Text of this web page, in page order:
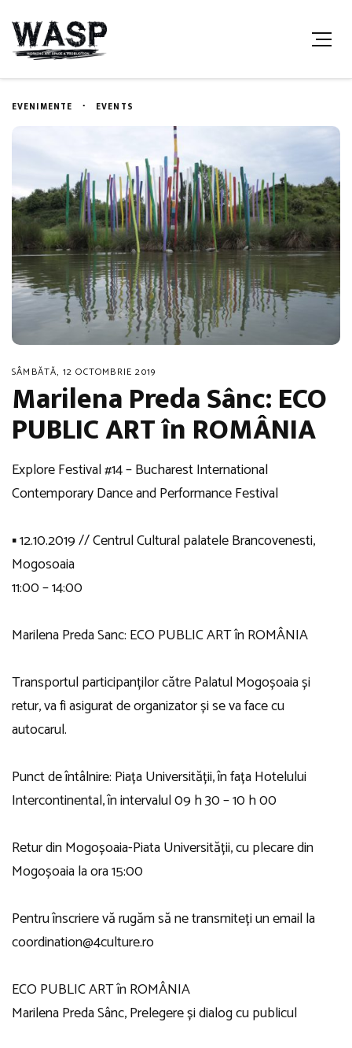
EVENIMENTE EVENTS
SÂMBĂTĂ, 12 OCTOMBRIE 2019
Marilena Preda Sânc: ECO
PUBLIC ART în ROMÂNIA
Explore Festival#14 – Bucharest International
Contemporary Dance and Performance Festival
▪️ 12.10.2019 //Centrul Cultural palatele Brancovenesti,
Mogosoaia
11:00 – 14:00
Marilena Preda Sanc: ECO PUBLIC ART în ROMÂNIA
Transportul participanților către Palatul Mogoșoaia și
retur, va fi asigurat de organizator și se va face cu
autocarul.
Punct de întâlnire: Piața Universității, în fața Hotelului
Intercontinental, în intervalul 09 h 30 – 10 h 00
Retur din Mogoșoaia-Piata Universității, cu plecare din
Mogoșoaia la ora 15:00
Pentru înscriere vă rugăm să ne transmiteți un email la
coordination@4culture.ro
ECO PUBLIC ART în ROMÂNIA
Marilena Preda Sânc, Prelegere și dialog cu publicul